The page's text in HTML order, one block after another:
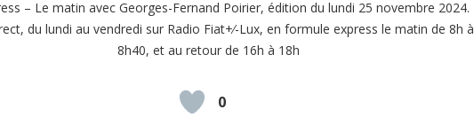
– Le matin avec Georges-Fernand Poirier, édition du lundi 25 novembre 2024.
du lundi au vendredi sur Radio Fiat+⁄-Lux, en formule express le matin de 8h à
8h40, et au retour de 16h à 18h
0